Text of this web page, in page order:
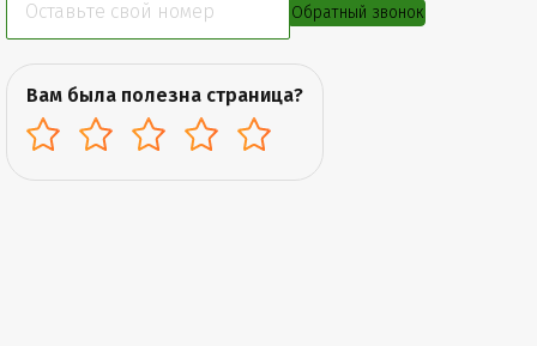
Обратный звонок
Вам была полезна страница?